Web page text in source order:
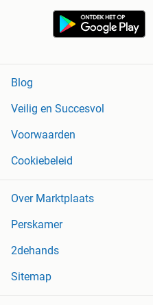
Blog
Veilig en Succesvol
Voorwaarden
Cookiebeleid
Over Marktplaats
Perskamer
2dehands
Sitemap